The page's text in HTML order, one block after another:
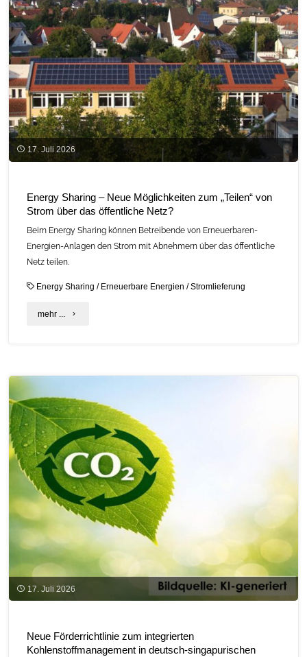
12.
August
2026
gilt
–
und
was
für
biobasierte
Verpackungen
bedeutet"
17. Juli 2026
Energy Sharing – Neue Möglichkeiten zum „Teilen“ von
Strom über das öffentliche Netz?
Beim Energy Sharing können Betreibende von Erneuerbaren-
Energien-Anlagen den Strom mit Abnehmern über das öffentliche
Netz teilen.
Energy Sharing / Erneuerbare Energien / Stromlieferung
mehr ... "Energy
Möglichkeiten
zum
„Teilen“
von
Strom
öffentliche
Netz?"
17. Juli 2026
Neue Förderrichtlinie zum integrierten
Kohlenstoffmanagement in deutsch‑singapurischen